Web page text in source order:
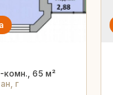
65 м²
г